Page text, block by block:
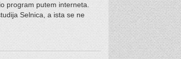
program putem interneta.
Selnica, a ista se ne